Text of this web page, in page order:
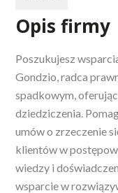
Opis firmy
Poszukujesz
Gondzio, radca
spadkowym,
dziedziczenia.
umów o zrzeczenie
klientów w
wiedzy i
wsparcie w